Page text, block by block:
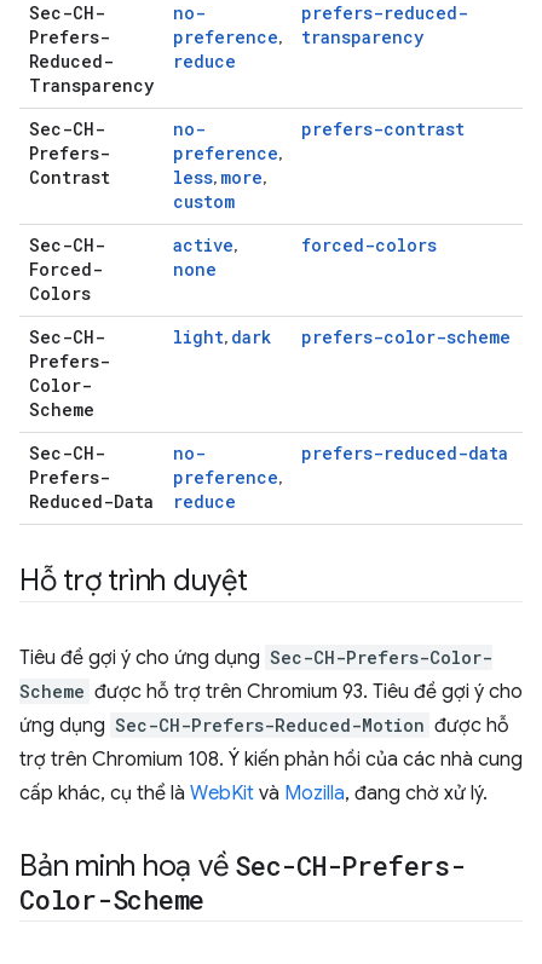
Sec-CH-
Prefers-
Reduced-
Transparency
no-
preference,
reduce
prefers-reduced-
transparency
Sec-CH-
Prefers-
Contrast
no-
preference,
less, more,
custom
prefers-contrast
Sec-CH-
Forced-
Colors
active,
none
forced-colors
Sec-CH-
Prefers-
Color-
Scheme
light, dark prefers-color-scheme
Sec-CH-
Prefers-
Reduced-Data
no-
preference,
reduce
prefers-reduced-data
Hỗ trợ trình duyệt
Tiêu đề gợi ý cho ứng dụng Sec-CH-Prefers-Color-
Scheme được hỗ trợ trên Chromium 93. Tiêu đề gợi ý cho
ứng dụng Sec-CH-Prefers-Reduced-Motion được hỗ
trợ trên Chromium 108. Ý kiến phản hồi của các nhà cung
cấp khác, cụ thể là WebKit và Mozilla, đang chờ xử lý.
Bản minh hoạ về Sec-CH-Prefers-
Color-Scheme